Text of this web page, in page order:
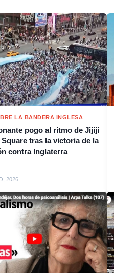
LA BANDERA INGLESA
pogo al ritmo de Jijiji
Square tras la victoria de la
contra Inglaterra
2026